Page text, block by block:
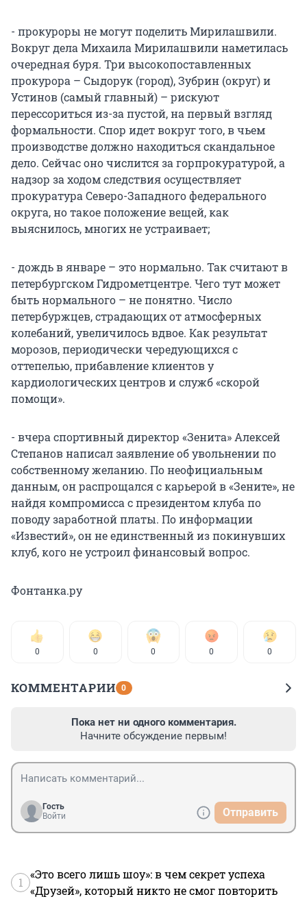
- прокуроры не могут поделить Мирилашвили.
Вокруг дела Михаила Мирилашвили наметилась
очередная буря. Три высокопоставленных
прокурора – Сыдорук (город), Зубрин (округ) и
Устинов (самый главный) – рискуют
перессориться из-за пустой, на первый взгляд
формальности. Спор идет вокруг того, в чьем
производстве должно находиться скандальное
дело. Сейчас оно числится за горпрокуратурой, а
надзор за ходом следствия осуществляет
прокуратура Северо-Западного федерального
округа, но такое положение вещей, как
выяснилось, многих не устраивает;
- дождь в январе – это нормально. Так считают в
петербургском Гидрометцентре. Чего тут может
быть нормального – не понятно. Число
петербуржцев, страдающих от атмосферных
колебаний, увеличилось вдвое. Как результат
морозов, периодически чередующихся с
оттепелью, прибавление клиентов у
кардиологических центров и служб «скорой
помощи».
- вчера спортивный директор «Зенита» Алексей
Степанов написал заявление об увольнении по
собственному желанию. По неофициальным
данным, он распрощался с карьерой в «Зените», не
найдя компромисса с президентом клуба по
поводу заработной платы. По информации
«Известий», он не единственный из покинувших
клуб, кого не устроил финансовый вопрос.
Фонтанка.ру
0 0 0 0 0
КОММЕНТАРИИ 0
Пока нет ни одного комментария.
Начните обсуждение первым!
Гость
Войти
Отправить
1
«Это всего лишь шоу»: в чем секрет успеха
«Друзей», который никто не смог повторить